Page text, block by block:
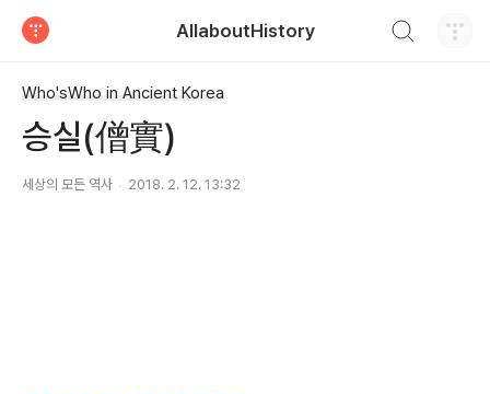
AllaboutHistory
Who'sWho in Ancient Korea
승실(僧實)
세상의 모든 역사 2018. 2. 12. 13:32